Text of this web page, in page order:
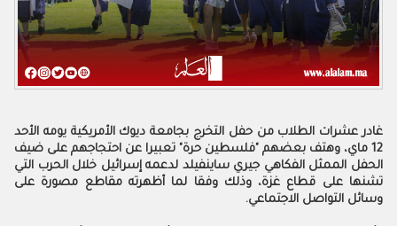
غادر عشرات الطلاب من حفل التخرج بجامعة ديوك الأمريكية يومه الأحد
12 ماي، وهتف بعضهم "فلسطين حرة" تعبيرا عن احتجاجهم على ضيف
الحفل الممثل الفكاهي جيري ساينفيلد لدعمه إسرائيل خلال الحرب التي
تشنها على قطاع غزة، وذلك وفقا لما أظهرته مقاطع مصورة على
وسائل التواصل الاجتماعي.